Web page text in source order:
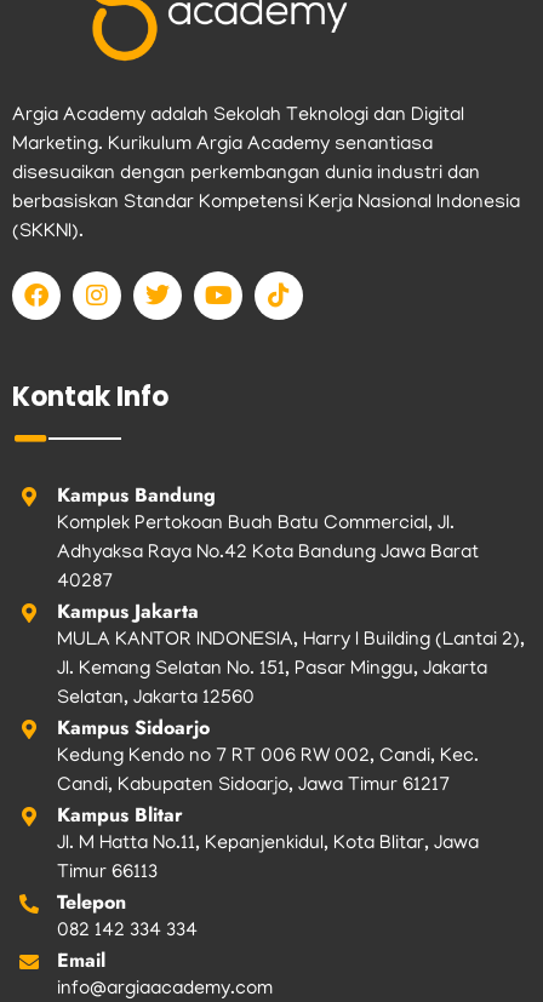
Argia Academy adalah Sekolah Teknologi dan Digital
Marketing. Kurikulum Argia Academy senantiasa
disesuaikan dengan perkembangan dunia industri dan
berbasiskan Standar Kompetensi Kerja Nasional Indonesia
(SKKNI).
F
a
c
o
o
k
I
n
s
a
g
a
T
w
i
e
Y
o
u
T
i
k
Kontak Info
Kampus Bandung
Komplek Pertokoan Buah Batu Commercial, Jl.
Adhyaksa Raya No.42 Kota Bandung Jawa Barat
40287
Kampus Jakarta
MULA KANTOR INDONESIA, Harry I Building (Lantai 2),
Jl. Kemang Selatan No. 151, Pasar Minggu, Jakarta
Selatan, Jakarta 12560
Kampus Sidoarjo
Kedung Kendo no 7 RT 006 RW 002, Candi, Kec.
Candi, Kabupaten Sidoarjo, Jawa Timur 61217
Kampus Blitar
Jl. M Hatta No.11, Kepanjenkidul, Kota Blitar, Jawa
Timur 66113
Telepon
082 142 334 334
Email
info@argiaacademy.com